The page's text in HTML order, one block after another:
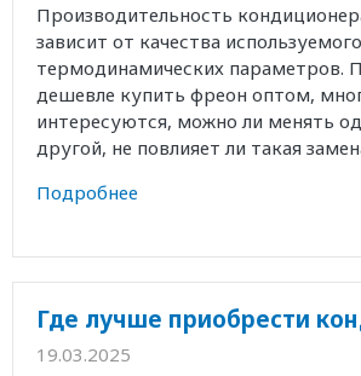
Производительность
зависит от качества
термодинамических параметров.
дешевле купить фреон оптом,
интересуются, можно ли менять
другой, не повлияет ли такая
Подробнее
Где лучше приобрести
19.03.2025